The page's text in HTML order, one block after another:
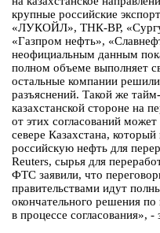
крупные российские
«ЛУКОЙЛ», ТНК-ВР,
«Газпром нефть»,
неофициальным данным
полном объеме выполняет
остальные компании
разъяснений. Такой же
казахстанской стороне на
от этих согласований
севере Казахстана,
российскую нефть для
Reuters, сырья для
ФТС заявили, что
правительствами идут
окончательного решения
в процессе согласования»,